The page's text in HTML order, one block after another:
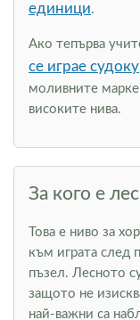
единици.
Ако тепърва
се играе судоку
моливните
високите нива.
За кого е
Това е ниво за
към играта след
пъзел. Лесното
защото не
най-важни са